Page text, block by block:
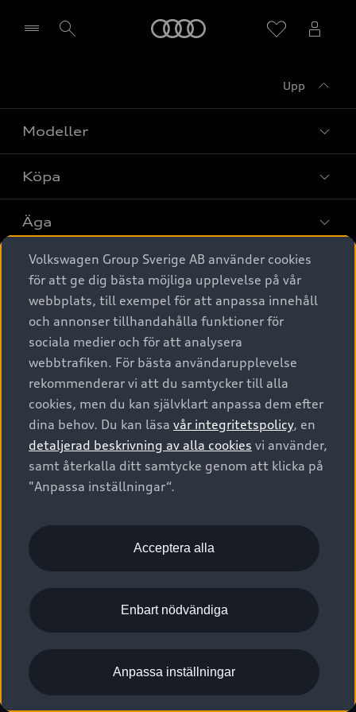
Upp
Modeller
Alla modeller
Elbilar
A6 modellerna
SUV
Avant
Audi Sport
Köpa
Privaterbjudanden
Privatleasing
Nya bilar i lager
Begagnade bilar i lager
Audi approved :plus - så gott som nya
Finansiering
Audi exclusive
Provkörning
Äga
Service & tillbehör
Audi digital services
Originaltillbehör - köp online
Garantier
Försäkring
Digitala manualer för din Audi
Audi Collection – livsstilsartiklar
Vanliga frågor
2G/3G nätet stängs ned - Hur påverkas min bil av detta?
Tjänstebil
Tjänstebil
Business lease online
Företagsleasing
Om Audi Sverige
Kontakta oss
Audi Återförsäljare/-serviceverkstad
myAudi
Pressmeddelanden
Nyhetsbrev
Vårt hållbarhetsarbete
Lediga tjänster huvudkontor
Lediga tjänster hos Audi Återförsäljare
Kommentar till mediauppgifter om dataläcka
© 2026 AUDI SVERIGE. All Rights Reserved.
Utgivare Juridiskt
Juridiskt Audi AG
Juridiskt Audi Digital Giveaway
Anpassa inställningar för cookies
Visselblåsarkanaler
Volkswagen Group Sverige AB använder cookies
för att ge dig bästa möjliga upplevelse på vår
webbplats, till exempel för att anpassa innehåll
och annonser tillhandahålla funktioner för
sociala medier och för att analysera
webbtrafiken. För bästa användarupplevelse
rekommenderar vi att du samtycker till alla
cookies, men du kan självklart anpassa dem efter
dina behov. Du kan läsa vår integritetspolicy, en
detaljerad beskrivning av alla cookies vi använder,
samt återkalla ditt samtycke genom att klicka på
"Anpassa inställningar“.
Acceptera alla
Enbart nödvändiga
Anpassa inställningar